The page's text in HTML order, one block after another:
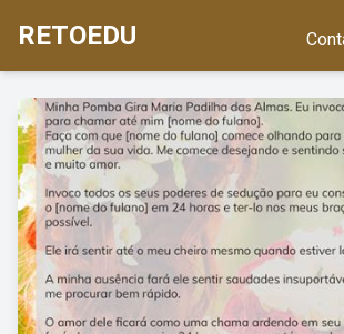
RETOEDU